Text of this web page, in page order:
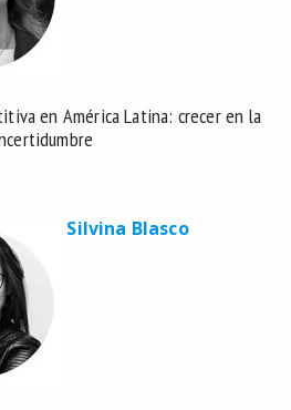
en América Latina: crecer en la
Silvina Blasco